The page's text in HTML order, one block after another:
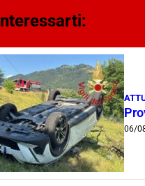
06/